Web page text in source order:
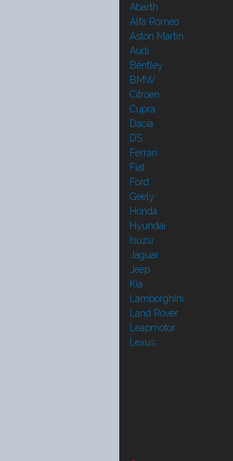
Abarth
Alfa Romeo
Aston Martin
Audi
Bentley
BMW
Citroen
Cupra
Dacia
DS
Ferrari
Fiat
Ford
Geely
Honda
Hyundai
Isuzu
Jaguar
Jeep
Kia
Lamborghini
Land Rover
Leapmotor
Lexus